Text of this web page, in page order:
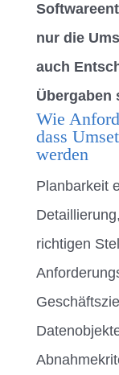
nur die
auch
Übergaben
Wie
dass
werden
Planbarkeit
richtigen